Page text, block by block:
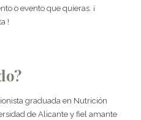
o evento que quieras. ¡
!
graduada en Nutrición
de Alicante y fiel amante